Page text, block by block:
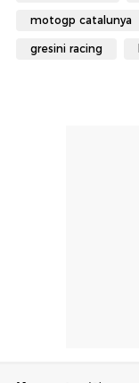
motogp catalunya
gresini racing